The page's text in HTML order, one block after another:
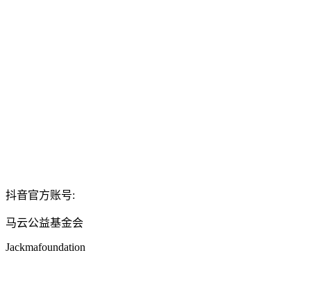
抖音官方账号:
马云公益基金会
Jackmafoundation